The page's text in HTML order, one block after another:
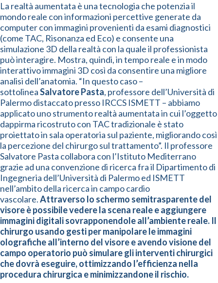
La realtà aumentata è una tecnologia che potenzia il
mondo reale con informazioni percettive generate da
computer con immagini provenienti da esami diagnostici
(come TAC, Risonanza ed Eco) e consente una
simulazione 3D della realtà con la quale il professionista
può interagire. Mostra, quindi, in tempo reale e in modo
interattivo immagini 3D così da consentire una migliore
analisi dell’anatomia. “In questo caso –
sottolineaSalvatore Pasta, professore dell’Università di
Palermo distaccato presso IRCCS ISMETT – abbiamo
applicato uno strumento realtà aumentata in cui l’oggetto
dappirma ricostruto con TAC tradizionale è stato
proiettato in sala operatoria sul paziente, migliorando così
la percezione del chirurgo sul trattamento”. Il professore
Salvatore Pasta collabora con l’Istituto Mediterrano
grazie ad una convenzione di ricerca fra il Dipartimento di
Ingegneria dell’Università di Palermo ed ISMETT
nell’ambito della ricerca in campo cardio
vascolare.Attraverso lo schermo semitrasparente del
visore è possibile vedere la scena reale e aggiungere
immagini digitali sovrapponendole all’ambiente reale. Il
chirurgo usando gesti per manipolare le immagini
olografiche all’interno del visore e avendo visione del
campo operatorio può simulare gli interventi chirurgici
che dovrà eseguire, ottimizzando l’efficienza nella
procedura chirurgica e minimizzandone il rischio.